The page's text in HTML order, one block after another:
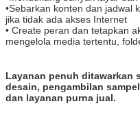
•Sebarkan konten dan jadwal
jika tidak ada akses Internet
• Create peran dan tetapkan
mengelola media tertentu,
Layanan penuh ditawarkan
desain, pengambilan
dan layanan purna jual.